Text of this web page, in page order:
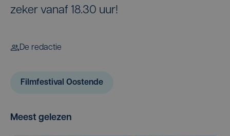
zeker vanaf 18.30 uur!
De redactie
Filmfestival Oostende
Meest gelezen